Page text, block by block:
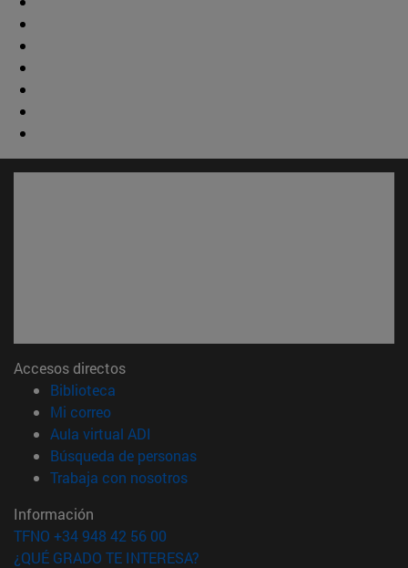
Accesos directos
Biblioteca
Mi correo(abre en nueva ventana)
Aula virtual ADI
Búsqueda de personas(abre en nueva ventana)
Trabaja con nosotros(abre en nueva ventana)
Información
TFNO +34 948 42 56 00
¿QUÉ GRADO TE INTERESA?